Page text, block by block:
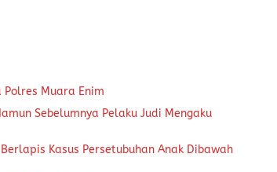
Muara Enim
Sebelumnya Pelaku Judi Mengaku
Kasus Persetubuhan Anak Dibawah